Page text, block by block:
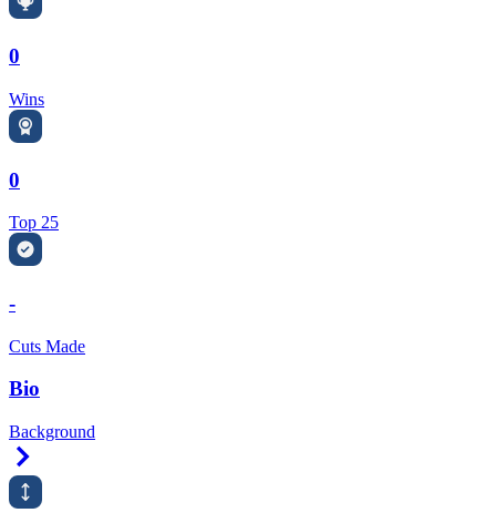
0
Wins
0
Top 25
-
Cuts Made
Bio
Background